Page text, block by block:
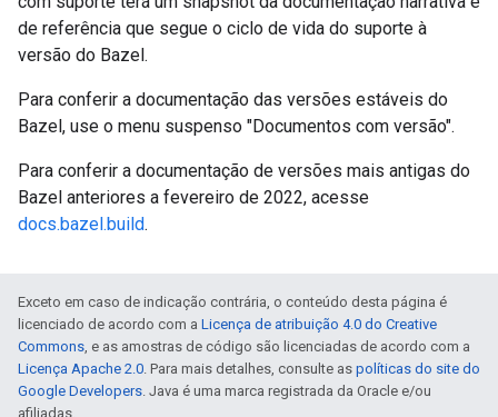
de referência que segue o ciclo de vida do suporte à
versão do Bazel.
Para conferir a documentação das versões estáveis do
Bazel, use o menu suspenso "Documentos com versão".
Para conferir a documentação de versões mais antigas do
Bazel anteriores a fevereiro de 2022, acesse
docs.bazel.build.
Exceto em caso de indicação contrária, o conteúdo desta página é
licenciado de acordo com a Licença de atribuição 4.0 do Creative
Commons, e as amostras de código são licenciadas de acordo com a
Licença Apache 2.0. Para mais detalhes, consulte as políticas do site do
Google Developers. Java é uma marca registrada da Oracle e/ou
afiliadas.